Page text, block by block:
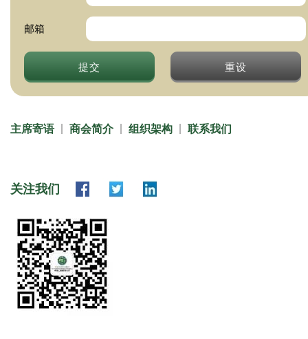
邮箱
提交 重设
主席寄语 商会简介 组织架构 联系我们
关注我们